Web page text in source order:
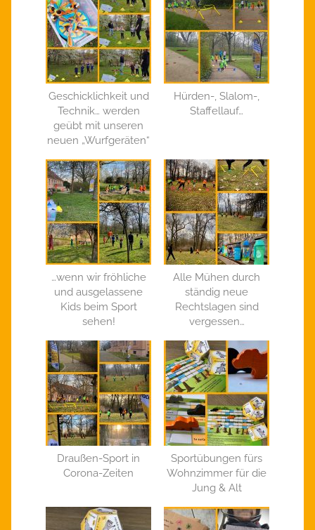
Geschicklichkeit und
Technik… werden
geübt mit unseren
neuen „Wurfgeräten“
Hürden-, Slalom-,
Staffellauf…
…wenn wir fröhliche
und ausgelassene
Kids beim Sport
sehen!
Alle Mühen durch
ständig neue
Rechtslagen sind
vergessen…
Draußen-Sport in
Corona-Zeiten
Sportübungen fürs
Wohnzimmer für die
Jung & Alt